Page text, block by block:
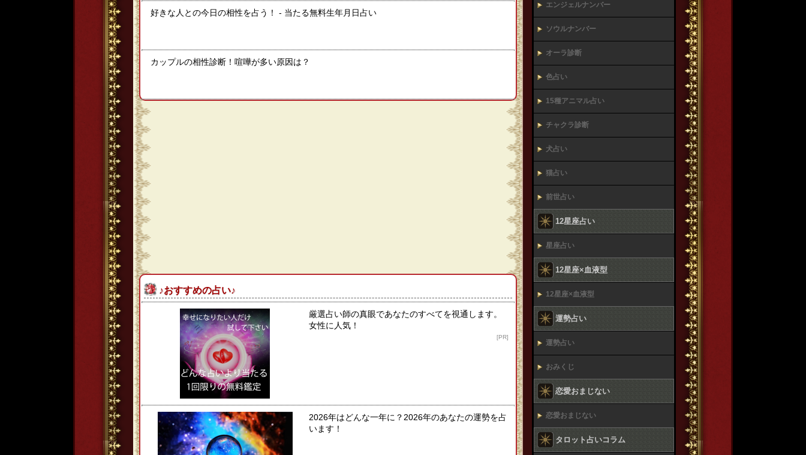
好きな人との今日の相性を占う！ ‐ 当たる無料生年月日占い
カップルの相性診断！喧嘩が多い原因は？
♪おすすめの占い♪
厳選占い師の真眼であなたのすべてを視通します。
女性に人気！
[PR]
2026年はどんな一年に？2026年のあなたの運勢を占
います！
エンジェルナンバー
ソウルナンバー
オーラ診断
色占い
15種アニマル占い
チャクラ診断
犬占い
猫占い
前世占い
12星座占い
星座占い
12星座×血液型
12星座×血液型
運勢占い
運勢占い
おみくじ
恋愛おまじない
恋愛おまじない
タロット占いコラム